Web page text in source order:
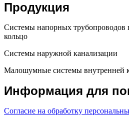
Продукция
Системы напорных трубопроводов
кольцо
Системы наружной канализации
Малошумные системы внутренней
Информация для
Согласие на обработку